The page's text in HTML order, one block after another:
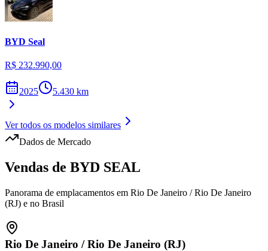
BYD Seal
R$ 232.990,00
2025 5.430 km
Ver todos os modelos similares
Dados de Mercado
Vendas de BYD SEAL
Panorama de emplacamentos em Rio De Janeiro / Rio De Janeiro
(RJ) e no Brasil
Rio De Janeiro /Rio De Janeiro (RJ)